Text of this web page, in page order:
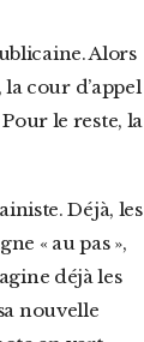
Alors
cour d’appel
le reste, la
« au pas »,
déjà les
nouvelle